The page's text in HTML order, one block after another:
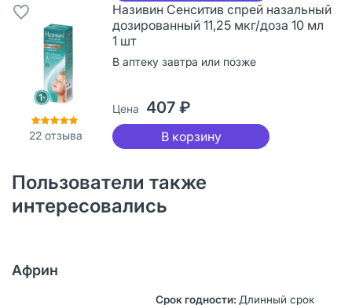
22 отзыва
Називин Сенситив спрей назальный
дозированный 11,25 мкг/доза 10 мл
1 шт
В аптеку завтра или позже
Цена 407 ₽
В корзину
Пользователи также
интересовались
Африн
Длинный срок